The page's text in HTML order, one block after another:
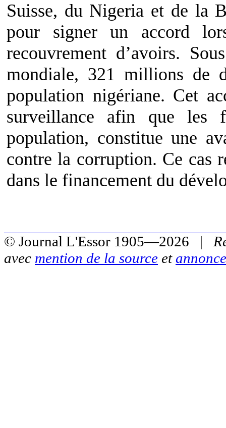
Suisse, du Nigeria et de la
pour signer un accord
recouvrement d’avoirs.
mondiale, 321 millions de
population nigériane. Cet
surveillance afin que les
population, constitue une
contre la corruption. Ce cas
dans le financement du
© Journal L'Essor 1905—2026 |
avec mention de la source et